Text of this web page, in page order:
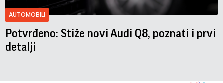
AUTOMOBILI
Potvrđeno: Stiže novi Audi Q8, poznati i prvi
detalji